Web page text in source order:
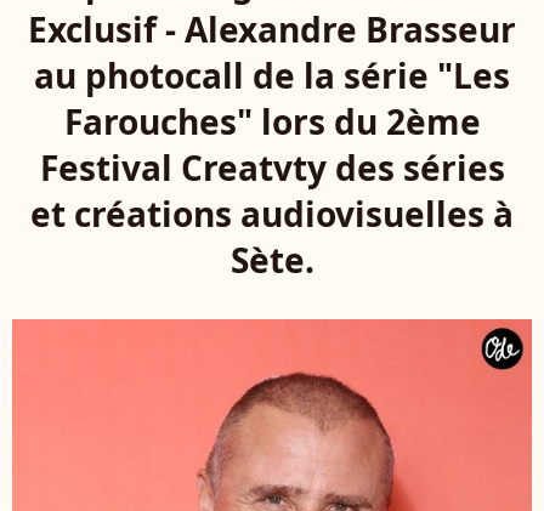
Exclusif - Alexandre Brasseur
au photocall de la série "Les
Farouches" lors du 2ème
Festival Creatvty des séries
et créations audiovisuelles à
Sète.